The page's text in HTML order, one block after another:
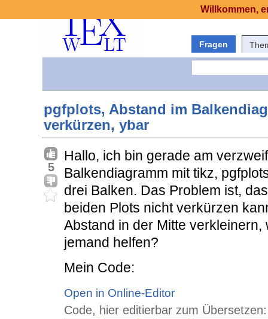
Fragen
pgfplots, Abstand im
verkürzen, ybar
5
Hallo, ich bin gerade am
Balkendiagramm mit tikz,
drei Balken. Das Problem ist,
beiden Plots nicht verkürzen
Abstand in der Mitte
jemand helfen?
Mein Code:
Open in Online-Editor
Code, hier editierbar zum Übersetzen:
Willkommen,